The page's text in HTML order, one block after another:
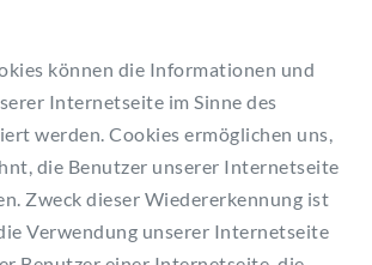
können die Informationen und
Internetseite im Sinne des
werden. Cookies ermöglichen uns,
die Benutzer unserer Internetseite
Zweck dieser Wiedererkennung ist
Verwendung unserer Internetseite